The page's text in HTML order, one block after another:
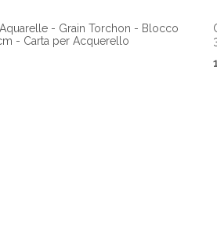
- Grain Torchon - Blocco
- Carta per Acquerello